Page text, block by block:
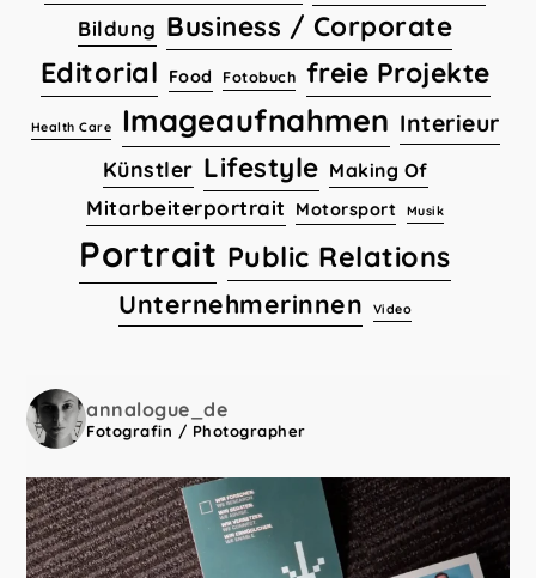
Bildung Business / Corporate
Editorial Food Fotobuch freie Projekte
Health Care Imageaufnahmen Interieur
Künstler Lifestyle Making Of
Mitarbeiterportrait Motorsport Musik
Portrait Public Relations
Unternehmerinnen Video
annalogue_de
Fotografin / Photographer